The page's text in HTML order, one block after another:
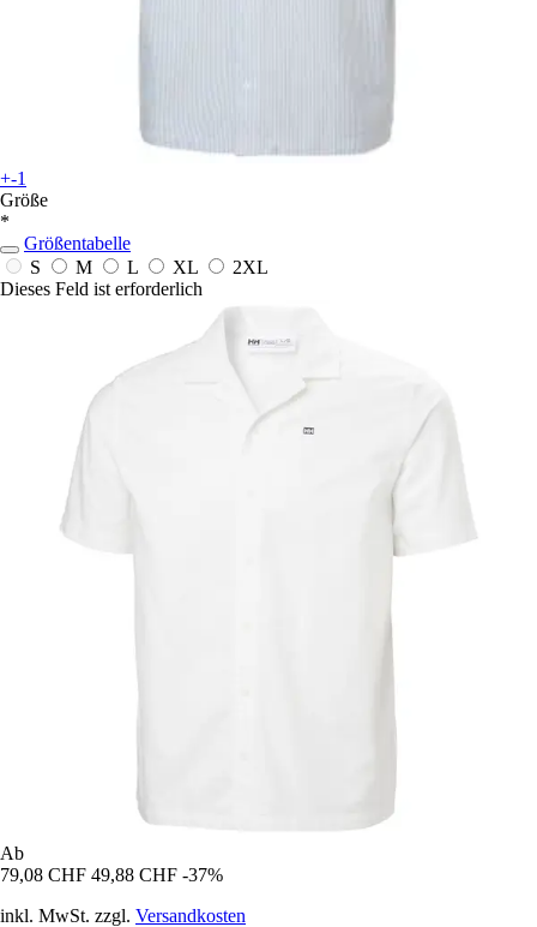
+-1
Größe
*
Größentabelle
S
M L XL
2XL
Dieses Feld ist erforderlich
Ab
79,08 CHF 49,88 CHF -37%
inkl. MwSt. zzgl. Versandkosten